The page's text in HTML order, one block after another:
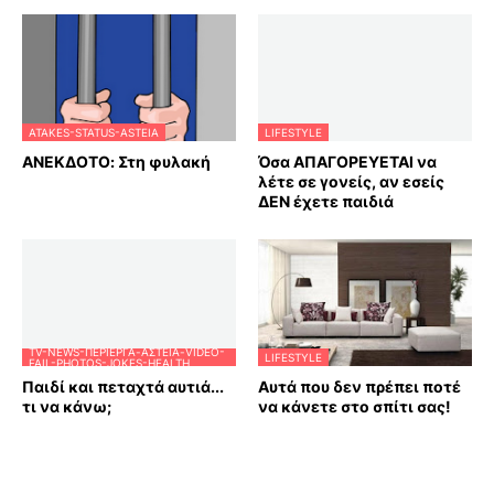
ATAKES-STATUS-ASTEIA
ΑΝΕΚΔΟΤΟ: Στη φυλακή
LIFESTYLE
Όσα ΑΠΑΓΟΡΕΥΕΤΑΙ να
λέτε σε γονείς, αν εσείς
ΔΕΝ έχετε παιδιά
TV-NEWS-ΠΕΡΊΕΡΓΑ-ΑΣΤΕΊΑ-VIDEO-
FAIL-PHOTOS-JOKES-HEALTH
Παιδί και πεταχτά αυτιά...
τι να κάνω;
LIFESTYLE
Αυτά που δεν πρέπει ποτέ
να κάνετε στο σπίτι σας!